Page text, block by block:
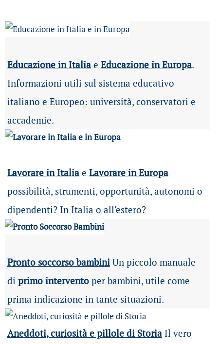
Educazione in Italiae Educazione in Europa.
Informazioni utili sul sistema educativo
italiano e Europeo: università, conservatori e
accademie.
Lavorare in Italia e Lavorare in Europa
possibilità, strumenti, opportunità, autonomi o
dipendenti? In Italia o all'estero?
Pronto soccorso bambiniUn piccolo manuale
di primo interventoper bambini, utile come
prima indicazione in tante situazioni.
Aneddoti, curiosità e pillole di Storia Il vero